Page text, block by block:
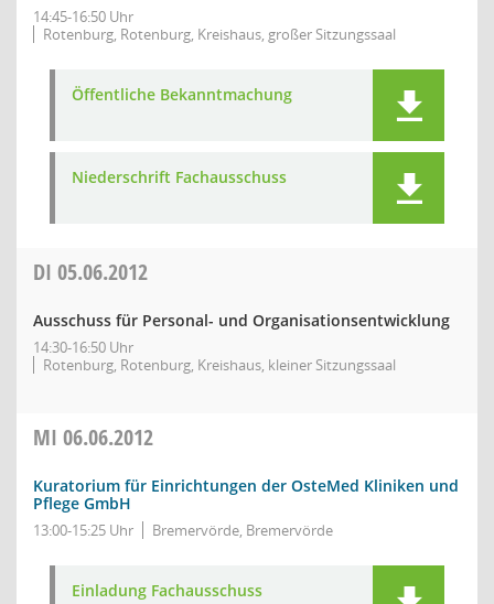
14:45-16:50 Uhr
Rotenburg, Rotenburg, Kreishaus, großer Sitzungssaal
Öffentliche Bekanntmachung
Niederschrift Fachausschuss
DI 05.06.2012
Ausschuss für Personal- und Organisationsentwicklung
14:30-16:50 Uhr
Rotenburg, Rotenburg, Kreishaus, kleiner Sitzungssaal
MI 06.06.2012
Kuratorium für Einrichtungen der OsteMed Kliniken und
Pflege GmbH
13:00-15:25 Uhr Bremervörde, Bremervörde
Einladung Fachausschuss